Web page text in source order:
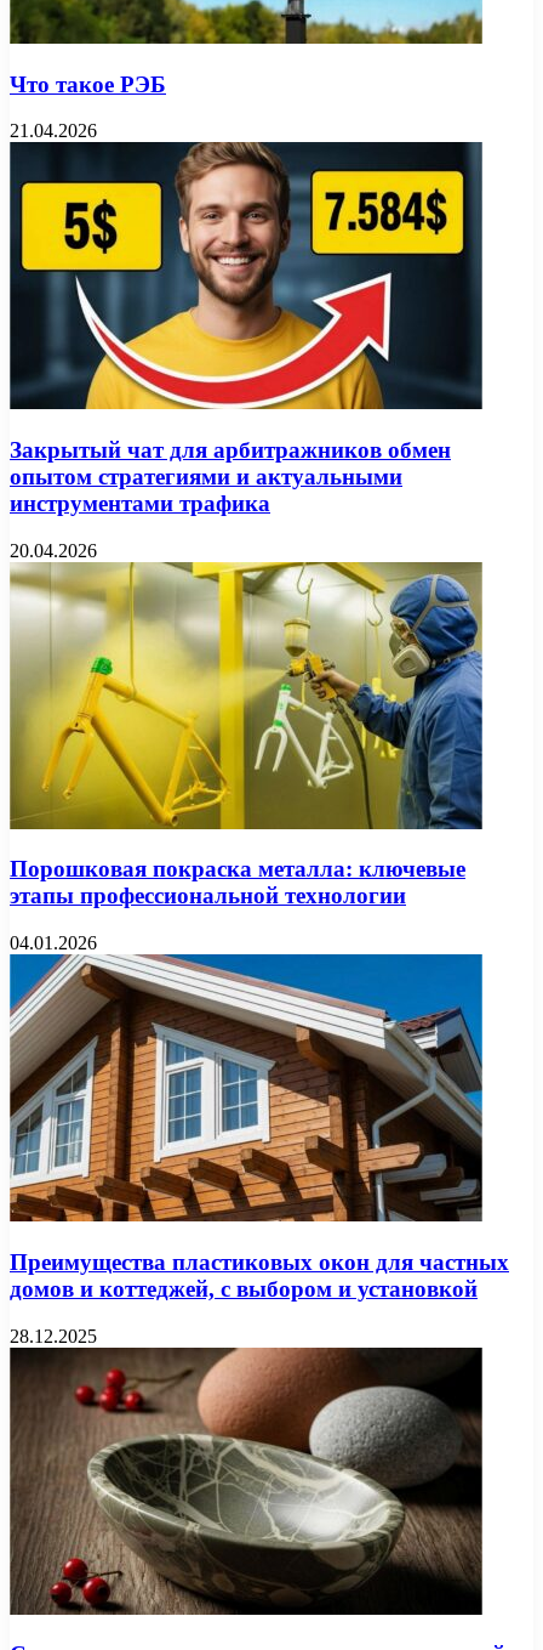
Что такое РЭБ
21.04.2026
Закрытый чат для арбитражников обмен
опытом стратегиями и актуальными
инструментами трафика
20.04.2026
Порошковая покраска металла: ключевые
этапы профессиональной технологии
04.01.2026
Преимущества пластиковых окон для частных
домов и коттеджей, с выбором и установкой
28.12.2025